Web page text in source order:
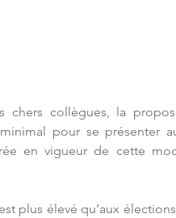
chers collègues, la
pour se présenter
en vigueur de cette
plus élevé qu’aux